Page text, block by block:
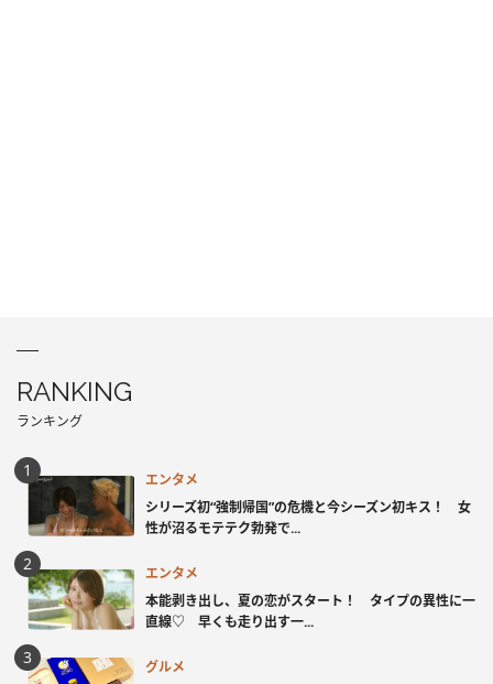
RANKING
ランキング
エンタメ
シリーズ初“強制帰国”の危機と今シーズン初キス！ 女
性が沼るモテテク勃発で...
エンタメ
本能剥き出し、夏の恋がスタート！ タイプの異性に一
直線♡ 早くも走り出す一...
グルメ